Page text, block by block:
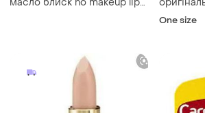
One size